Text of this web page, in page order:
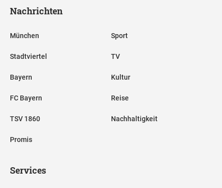
Nachrichten
München
Stadtviertel
Bayern
FC Bayern
TSV 1860
Promis
Sport
TV
Kultur
Reise
Nachhaltigkeit
Services